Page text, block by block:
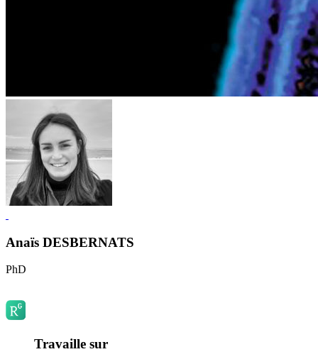
Anaïs DESBERNATS
PhD
Travaille sur